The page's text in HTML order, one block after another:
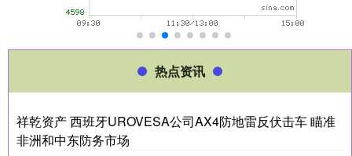
热点资讯
祥乾资产 西班牙UROVESA公司AX4防地雷反伏击车 瞄准
非洲和中东防务市场